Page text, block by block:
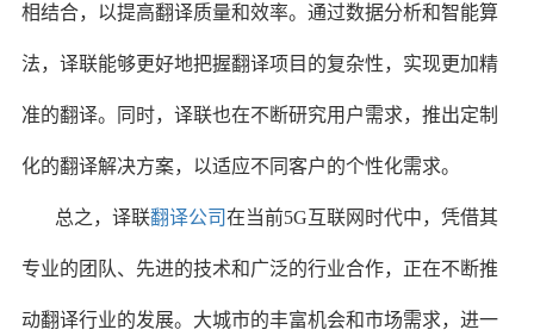
相结合，以提高翻译质量和效率。通过数据分析和智能算
法，译联能够更好地把握翻译项目的复杂性，实现更加精
准的翻译。同时，译联也在不断研究用户需求，推出定制
化的翻译解决方案，以适应不同客户的个性化需求。
总之，译联翻译公司在当前5G互联网时代中，凭借其
专业的团队、先进的技术和广泛的行业合作，正在不断推
动翻译行业的发展。大城市的丰富机会和市场需求，进一